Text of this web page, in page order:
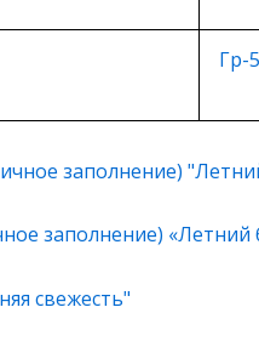
Гр-
заполнение) «Летний